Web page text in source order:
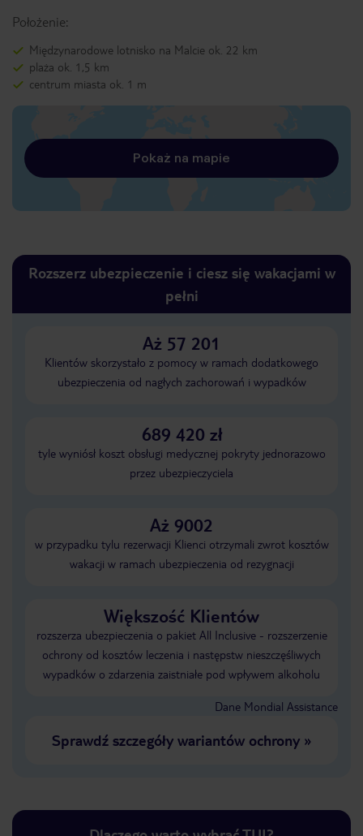
Położenie:
Międzynarodowe lotnisko na Malcie ok. 22 km
plaża ok. 1,5 km
centrum miasta ok. 1 m
Pokaż na mapie
Rozszerz ubezpieczenie i ciesz się wakacjami w
pełni
Aż 57 201
Klientów skorzystało z pomocy w ramach dodatkowego
ubezpieczenia od nagłych zachorowań i wypadków
689 420 zł
tyle wyniósł koszt obsługi medycznej pokryty jednorazowo
przez ubezpieczyciela
Aż 9002
w przypadku tylu rezerwacji Klienci otrzymali zwrot kosztów
wakacji w ramach ubezpieczenia od rezygnacji
Większość Klientów
rozszerza ubezpieczenia o pakiet All Inclusive - rozszerzenie
ochrony od kosztów leczenia i następstw nieszczęśliwych
wypadków o zdarzenia zaistniałe pod wpływem alkoholu
Dane Mondial Assistance
Sprawdź szczegóły wariantów ochrony»